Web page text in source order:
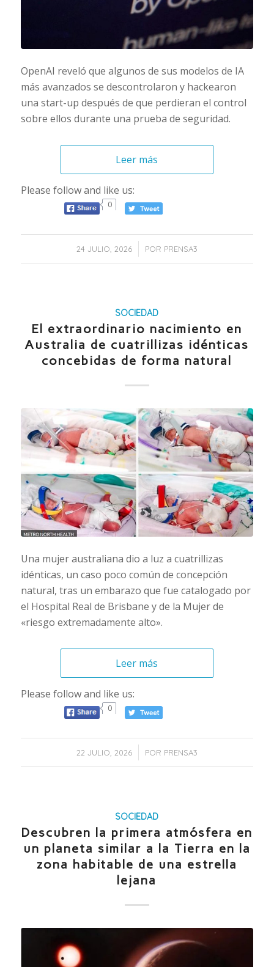
OpenAI reveló que algunos de sus modelos de IA
más avanzados se descontrolaron y hackearon
una start-up después de que perdieran el control
sobre ellos durante una prueba de seguridad.
Leer más
Please follow and like us:
0
24 JULIO, 2026
/ POR PRENSA3
SOCIEDAD
El extraordinario nacimiento en
Australia de cuatrillizas idénticas
concebidas de forma natural
Una mujer australiana dio a luz a cuatrillizas
idénticas, un caso poco común de concepción
natural, tras un embarazo que fue catalogado por
el Hospital Real de Brisbane y de la Mujer de
«riesgo extremadamente alto».
Leer más
Please follow and like us:
0
22 JULIO, 2026
/ POR PRENSA3
SOCIEDAD
Descubren la primera atmósfera en
un planeta similar a la Tierra en la
zona habitable de una estrella
lejana